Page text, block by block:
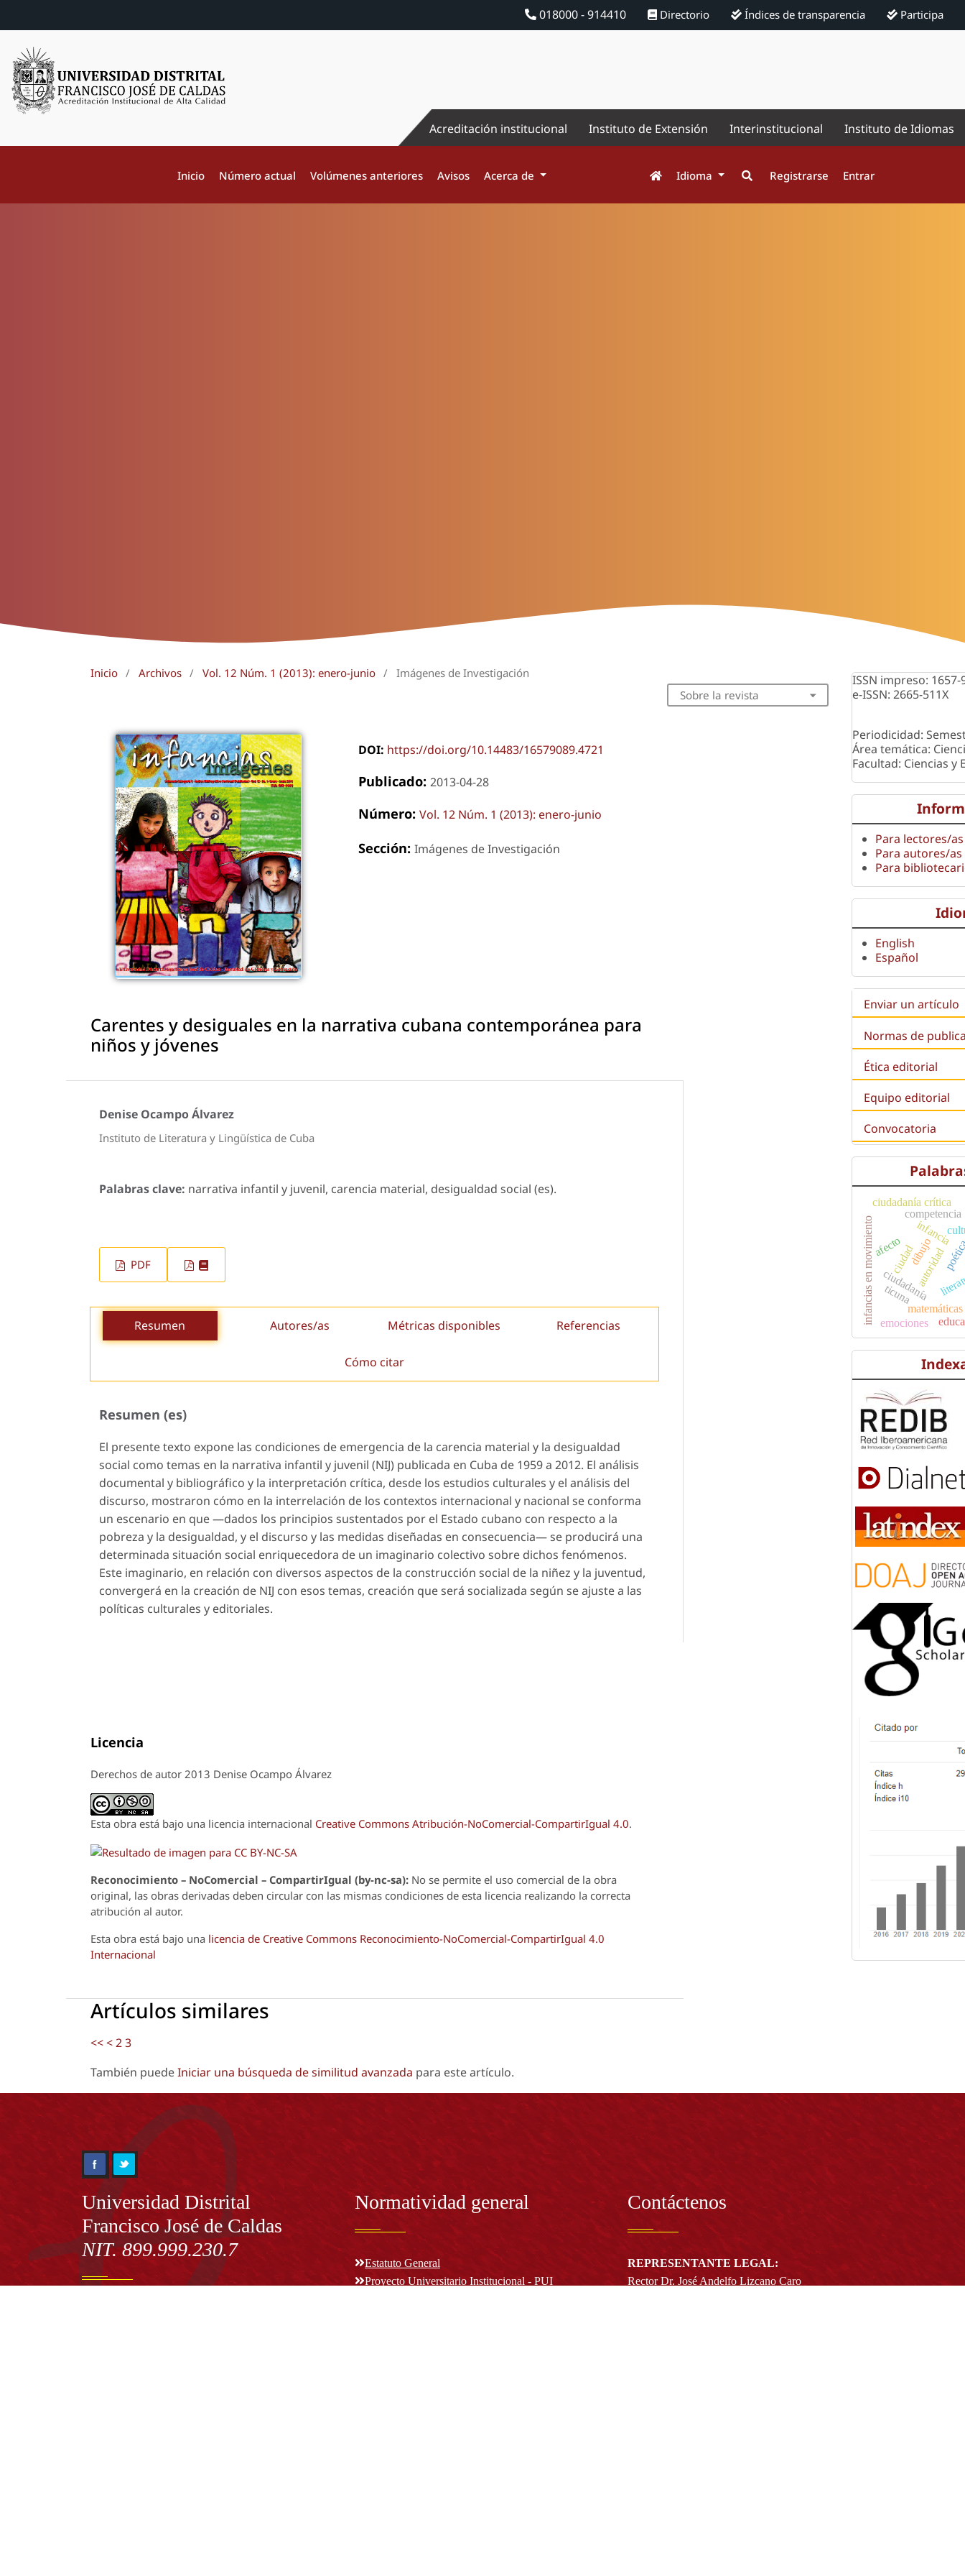
018000 - 914410 Directorio Índices de transparencia Participa
Acreditación institucional Instituto de Extensión Interinstitucional Instituto de Idiomas
Inicio Número actual Volúmenes anteriores Avisos Acerca de Idioma Registrarse Entrar
Inicio / Archivos / Vol. 12 Núm. 1 (2013): enero-junio / Imágenes de Investigación
DOI: https://doi.org/10.14483/16579089.4721
Publicado: 2013-04-28
Número: Vol. 12 Núm. 1 (2013): enero-junio
Sección: Imágenes de Investigación
Carentes y desiguales en la narrativa cubana contemporánea para
niños y jóvenes
Denise Ocampo Álvarez
Instituto de Literatura y Lingüística de Cuba
Palabras clave: narrativa infantil y juvenil, carencia material, desigualdad social (es).
PDF
Resumen Autores/as Métricas disponibles Referencias
Cómo citar
Resumen (es)
El presente texto expone las condiciones de emergencia de la carencia material y la desigualdad
social como temas en la narrativa infantil y juvenil (NIJ) publicada en Cuba de 1959 a 2012. El análisis
documental y bibliográfico y la interpretación crítica, desde los estudios culturales y el análisis del
discurso, mostraron cómo en la interrelación de los contextos internacional y nacional se conforma
un escenario en que —dados los principios sustentados por el Estado cubano con respecto a la
pobreza y la desigualdad, y el discurso y las medidas diseñadas en consecuencia— se producirá una
determinada situación social enriquecedora de un imaginario colectivo sobre dichos fenómenos.
Este imaginario, en relación con diversos aspectos de la construcción social de la niñez y la juventud,
convergerá en la creación de NIJ con esos temas, creación que será socializada según se ajuste a las
políticas culturales y editoriales.
Licencia
Derechos de autor 2013 Denise Ocampo Álvarez
Esta obra está bajo una licencia internacional Creative Commons Atribución-NoComercial-CompartirIgual 4.0.
Reconocimiento – NoComercial – CompartirIgual (by-nc-sa): No se permite el uso comercial de la obra
original, las obras derivadas deben circular con las mismas condiciones de esta licencia realizando la correcta
atribución al autor.
Esta obra está bajo una licencia de Creative Commons Reconocimiento-NoComercial-CompartirIgual 4.0
Internacional
Artículos similares
<<<23
También puedeIniciar una búsqueda de similitud avanzada para este artículo.
Sobre la revista
ISSN impreso: 1657-
e-ISSN: 2665-511X
Periodicidad:
Área temática:
Facultad: Ciencias y
Para lectores/as
Para autores/as
Para
English
Español
Enviar un artículo
Normas de
Ética editorial
Equipo editorial
Convocatoria
ciudad
ciudadanía
infancia
competencia
matemáticas
ciudadanía crítica
infancias en movimiento autoridad
afecto
emociones
dibujo
ticuna
Información
Universidad Distrital
Francisco José de Caldas
NIT. 899.999.230.7
Normatividad general
Estatuto General
Proyecto Universitario Institucional - PUI
Contáctenos
REPRESENTANTE LEGAL:
Rector Dr. José Andelfo Lizcano Caro